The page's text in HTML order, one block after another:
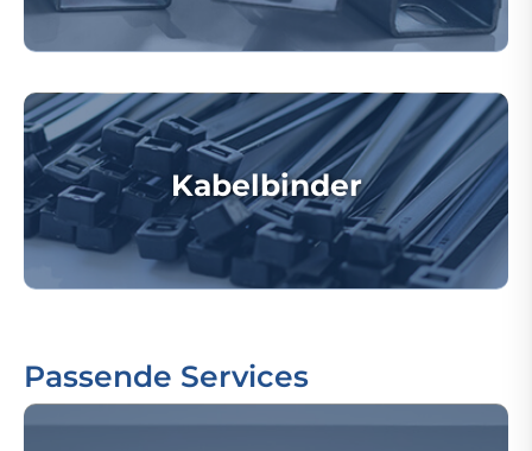
Kabelbinder
Passende Services